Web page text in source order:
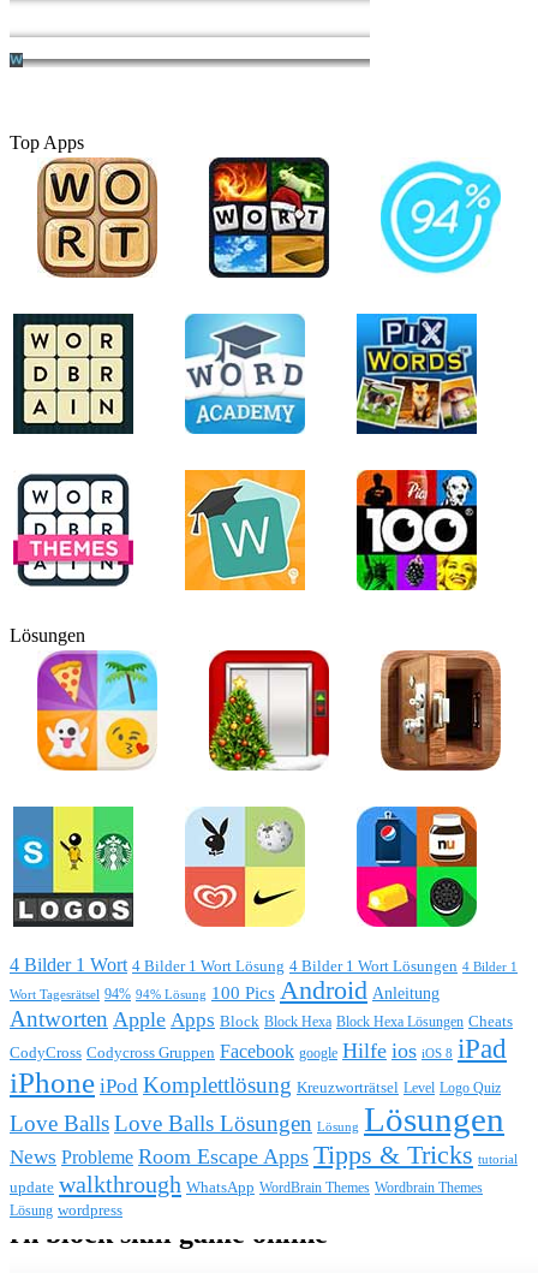
Top Apps
Lösungen
4 Bilder 1 Wort 4 Bilder 1 Wort Lösung 4 Bilder 1 Wort Lösungen 4 Bilder 1
Wort Tagesrätsel 94% 94% Lösung 100 Pics Android Anleitung
Antworten Apple Apps Block Block Hexa Block Hexa Lösungen Cheats
CodyCross Codycross Gruppen Facebook google Hilfe ios iOS 8 iPad
iPhone iPod Komplettlösung Kreuzworträtsel Level Logo Quiz
Love BallsLove Balls Lösungen Lösung Lösungen
News Probleme Room Escape Apps Tipps & Tricks tutorial
update walkthrough WhatsApp WordBrain Themes Wordbrain Themes
Lösung wordpress